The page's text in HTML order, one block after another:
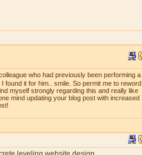
who had previously been performing a
found it for him.. smile. So permit me to reword
myself strongly regarding this and really like
mind updating your blog post with increased